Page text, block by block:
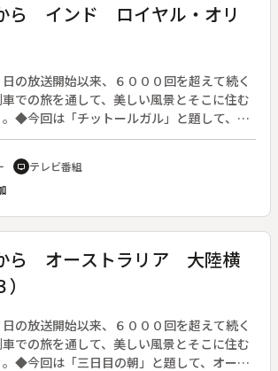
ら インド ロイヤル・オリ
の放送開始以来、６０００回を超えて続く
での旅を通して、美しい風景とそこに住む
◆今回は「チットールガル」と題して、イ
リエント（デリー・ウダイプル）を紹介す
tv テレビ番組
ら オーストラリア 大陸横
の放送開始以来、６０００回を超えて続く
での旅を通して、美しい風景とそこに住む
◆今回は「三日目の朝」と題して、オース